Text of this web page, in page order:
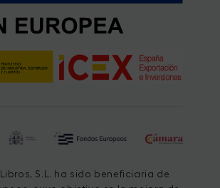
Libros, S.L. ha sido beneficiaria de